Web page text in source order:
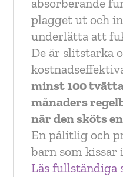
absorberande
plagget ut och
underlätta att
De är slitstarka
minst 100
månaders
när den sköts
En pålitlig och
barn som kissar
Läs fullständiga